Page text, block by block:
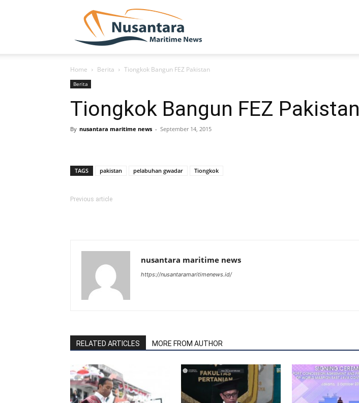
Home Berita Tiongkok Bangun FEZ Pakistan
Berita
Tiongkok Bangun FEZ Pakistan
By nusantara maritime news - September 14, 2015
TAGS pakistan pelabuhan gwadar Tiongkok
Previous article
nusantara maritime news
https://nusantaramaritimenews.id/
RELATED ARTICLES MORE FROM AUTHOR